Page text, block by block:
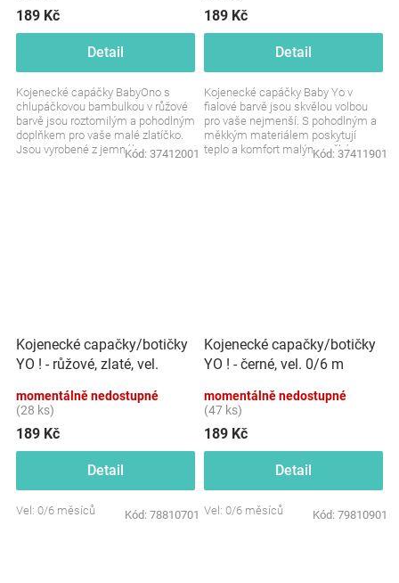
189 Kč
Detail
Kojenecké capáčky BabyOno s
chlupáčkovou bambulkou v růžové
barvě jsou roztomilým a pohodlným
doplňkem pro vaše malé zlatíčko.
Jsou vyrobené z jemného
Kód: 37412001
189 Kč
Detail
Kojenecké capáčky Baby Yo v
fialové barvě jsou skvělou volbou
pro vaše nejmenší. S pohodlným a
měkkým materiálem poskytují
teplo a komfort malým nožkám,
Kód: 37411901
Kojenecké capačky/botičky
YO ! - růžové, zlaté, vel.
momentálně nedostupné
(28 ks)
189 Kč
Detail
Vel: 0/6 měsíců Kód: 78810701
Kojenecké capačky/botičky
YO ! - černé, vel. 0/6 m
momentálně nedostupné
(47 ks)
189 Kč
Detail
Vel: 0/6 měsíců Kód: 79810901